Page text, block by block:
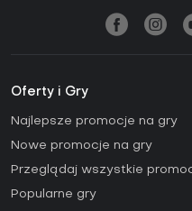
Oferty i Gry
Najlepsze promocje na gry
Nowe promocje na gry
Przeglądaj wszystkie
Popularne gry